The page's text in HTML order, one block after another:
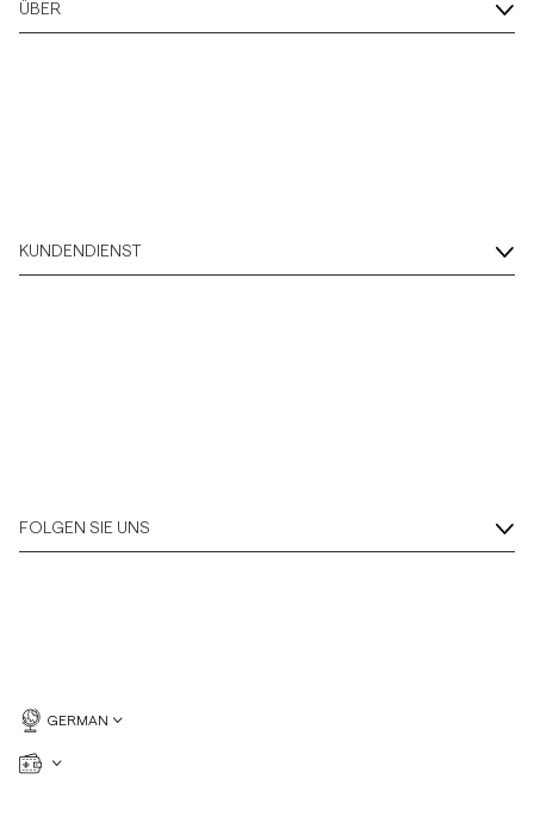
ÜBER
KUNDENDIENST
FOLGEN SIE UNS
GERMAN